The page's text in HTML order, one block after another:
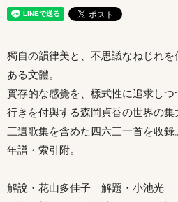
獨自の韻律美と、不思議なねじれ
ある文體。
實存的な感覺を、樣式性に追求し
行きを付與する森岡貞香の世界の集
三遺歌集を含めた四六三一首を收錄
年譜・索引附。
解說・花山多佳子 解題・小池光